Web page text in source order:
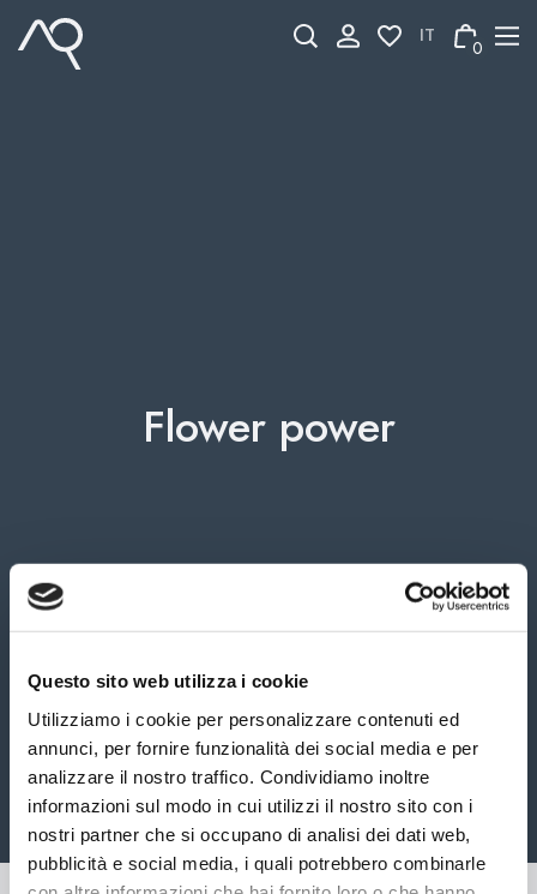
Questo sito web utilizza i cookie
Utilizziamo i cookie per personalizzare contenuti ed
annunci, per fornire funzionalità dei social media e per
analizzare il nostro traffico. Condividiamo inoltre
informazioni sul modo in cui utilizzi il nostro sito con i
nostri partner che si occupano di analisi dei dati web,
pubblicità e social media, i quali potrebbero combinarle
content
0
Flower power